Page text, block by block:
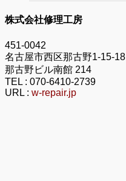
株式会社修理工房
451-0042
名古屋市西区那古野1-15-18
那古野ビル南館 214
TEL : 070-6410-2739
URL : w-repair.jp